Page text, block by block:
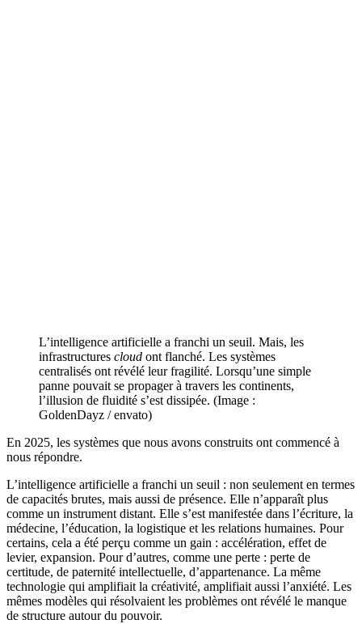
L’intelligence artificielle a franchi un seuil. Mais, les
infrastructures cloud ont flanché. Les systèmes
centralisés ont révélé leur fragilité. Lorsqu’une simple
panne pouvait se propager à travers les continents,
l’illusion de fluidité s’est dissipée. (Image :
GoldenDayz / envato)
En 2025, les systèmes que nous avons construits ont commencé à
nous répondre.
L’intelligence artificielle a franchi un seuil : non seulement en termes
de capacités brutes, mais aussi de présence. Elle n’apparaît plus
comme un instrument distant. Elle s’est manifestée dans l’écriture, la
médecine, l’éducation, la logistique et les relations humaines. Pour
certains, cela a été perçu comme un gain : accélération, effet de
levier, expansion. Pour d’autres, comme une perte : perte de
certitude, de paternité intellectuelle, d’appartenance. La même
technologie qui amplifiait la créativité, amplifiait aussi l’anxiété. Les
mêmes modèles qui résolvaient les problèmes ont révélé le manque
de structure autour du pouvoir.